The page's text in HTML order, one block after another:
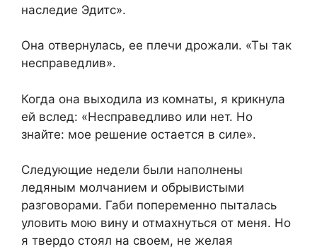
наследие Эдитс».
Она отвернулась, ее плечи дрожали. «Ты так
несправедлив».
Когда она выходила из комнаты, я крикнула
ей вслед: «Несправедливо или нет. Но
знайте: мое решение остается в силе».
Следующие недели были наполнены
ледяным молчанием и обрывистыми
разговорами. Габи попеременно пыталась
уловить мою вину и отмахнуться от меня. Но
я твердо стоял на своем, не желая